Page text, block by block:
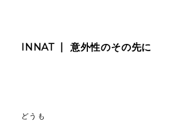
INNAT 意外性のその先に
どうも